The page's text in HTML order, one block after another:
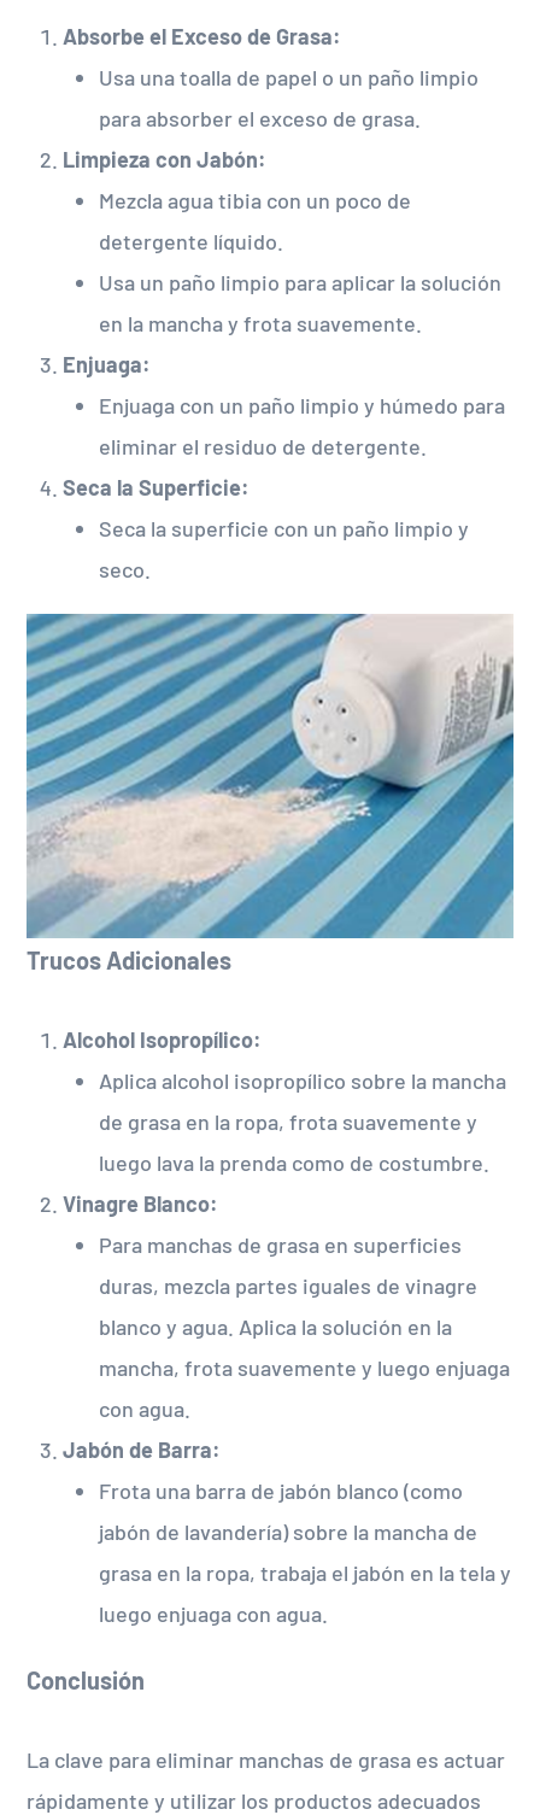
Absorbe el Exceso de Grasa:
Usa una toalla de papel o un paño limpio
para absorber el exceso de grasa.
Limpieza con Jabón:
Mezcla agua tibia con un poco de
detergente líquido.
Usa un paño limpio para aplicar la solución
en la mancha y frota suavemente.
Enjuaga:
Enjuaga con un paño limpio y húmedo para
eliminar el residuo de detergente.
Seca la Superficie:
Seca la superficie con un paño limpio y
seco.
Trucos Adicionales
Alcohol Isopropílico:
Aplica alcohol isopropílico sobre la mancha
de grasa en la ropa, frota suavemente y
luego lava la prenda como de costumbre.
Vinagre Blanco:
Para manchas de grasa en superficies
duras, mezcla partes iguales de vinagre
blanco y agua. Aplica la solución en la
mancha, frota suavemente y luego enjuaga
con agua.
Jabón de Barra:
Frota una barra de jabón blanco (como
jabón de lavandería) sobre la mancha de
grasa en la ropa, trabaja el jabón en la tela y
luego enjuaga con agua.
Conclusión
La clave para eliminar manchas de grasa es actuar
rápidamente y utilizar los productos adecuados